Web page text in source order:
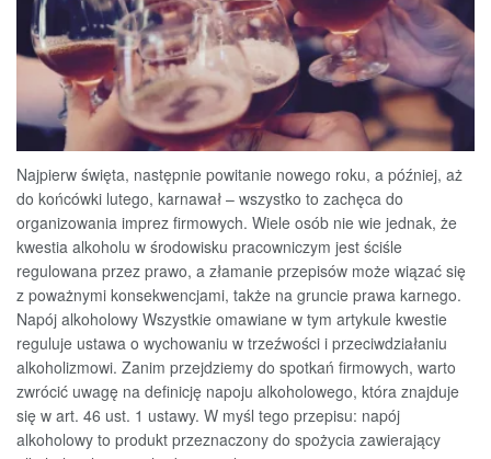
Najpierw święta, następnie powitanie nowego roku, a później, aż
do końcówki lutego, karnawał – wszystko to zachęca do
organizowania imprez firmowych. Wiele osób nie wie jednak, że
kwestia alkoholu w środowisku pracowniczym jest ściśle
regulowana przez prawo, a złamanie przepisów może wiązać się
z poważnymi konsekwencjami, także na gruncie prawa karnego.
Napój alkoholowy Wszystkie omawiane w tym artykule kwestie
reguluje ustawa o wychowaniu w trzeźwości i przeciwdziałaniu
alkoholizmowi. Zanim przejdziemy do spotkań firmowych, warto
zwrócić uwagę na definicję napoju alkoholowego, która znajduje
się w art. 46 ust. 1 ustawy. W myśl tego przepisu: napój
alkoholowy to produkt przeznaczony do spożycia zawierający